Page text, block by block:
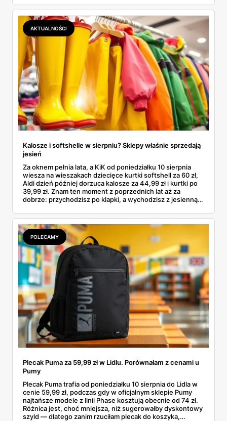
kosztuje i po czym poznać, że sprzedawca nie wciska nam
podróbki. Spisałam wszystko, czego się dowiedziałam —
łącznie z jedną wpadką, o której za chwilę.
AKTUALNOŚCI
Kalosze i softshelle w sierpniu? Sklepy właśnie sprzedają
jesień
Za oknem pełnia lata, a KiK od poniedziałku 10 sierpnia
wiesza na wieszakach dziecięce kurtki softshell za 60 zł,
Aldi dzień później dorzuca kalosze za 44,99 zł i kurtki po
39,99 zł. Znam ten moment z poprzednich lat aż za
dobrze: przychodzisz po klapki, a wychodzisz z jesienną
pojawi się w gazetkach w przyszłym tygodniu i czy jest
sens kupować jesień, zanim skończą się wakacje.
POLECAMY
Plecak Puma za 59,99 zł w Lidlu. Porównałam z cenami u
Pumy
Plecak Puma trafia od poniedziałku 10 sierpnia do Lidla w
cenie 59,99 zł, podczas gdy w oficjalnym sklepie Pumy
najtańsze modele z linii Phase kosztują obecnie od 74 zł.
Różnica jest, choć mniejsza, niż sugerowałby dyskontowy
szyld — dlatego zanim rzuciłam plecak do koszyka,